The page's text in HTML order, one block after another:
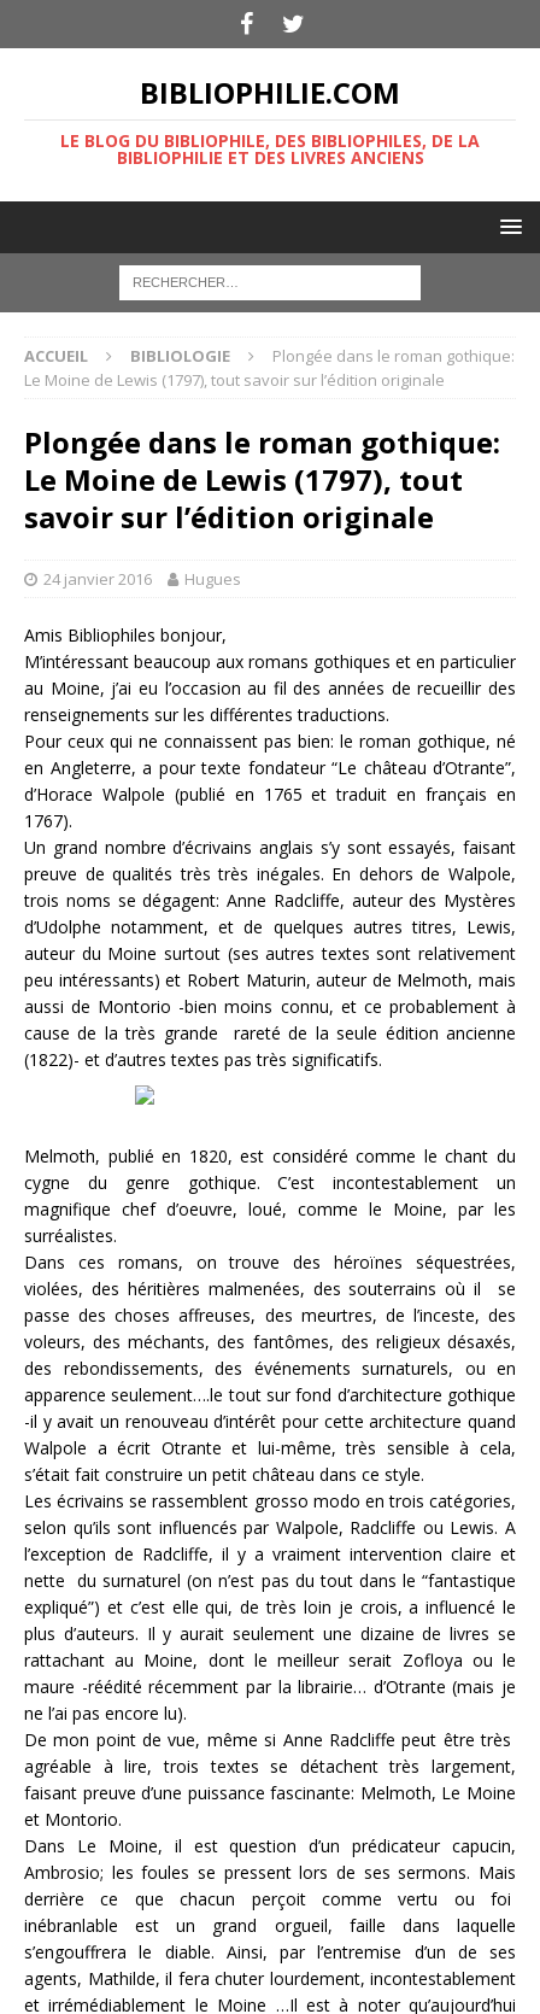
BIBLIOPHILIE.COM
LE BLOG DU BIBLIOPHILE, DES BIBLIOPHILES, DE LA
BIBLIOPHILIE ET DES LIVRES ANCIENS
ACCUEIL BIBLIOLOGIE
Plongée dans le roman gothique:
Le Moine de Lewis (1797), tout savoir sur l’édition originale
Plongée dans le roman gothique:
Le Moine de Lewis (1797), tout
savoir sur l’édition originale
24 janvier 2016 Hugues
Amis Bibliophiles bonjour,
M’intéressant beaucoup aux romans gothiques et en particulier
au Moine, j’ai eu l’occasion au fil des années de recueillir des
renseignements sur les différentes traductions.
Pour ceux qui ne connaissent pas bien: le roman gothique, né
en Angleterre, a pour texte fondateur “Le château d’Otrante”,
d’Horace Walpole (publié en 1765 et traduit en français en
1767).
Un grand nombre d’écrivains anglais s’y sont essayés, faisant
preuve de qualités très très inégales. En dehors de Walpole,
trois noms se dégagent: Anne Radcliffe, auteur des Mystères
d’Udolphe notamment, et de quelques autres titres, Lewis,
auteur du Moine surtout (ses autres textes sont relativement
peu intéressants) et Robert Maturin, auteur de Melmoth, mais
aussi de Montorio -bien moins connu, et ce probablement à
cause de la très grande rareté de la seule édition ancienne
(1822)- et d’autres textes pas très significatifs.
Melmoth, publié en 1820, est considéré comme le chant du
cygne du genre gothique. C’est incontestablement un
magnifique chef d’oeuvre, loué, comme le Moine, par les
surréalistes.
Dans ces romans, on trouve des héroïnes séquestrées,
violées, des héritières malmenées, des souterrains où il se
passe des choses affreuses, des meurtres, de l’inceste, des
voleurs, des méchants, des fantômes, des religieux désaxés,
des rebondissements, des événements surnaturels, ou en
apparence seulement….le tout sur fond d’architecture gothique
-il y avait un renouveau d’intérêt pour cette architecture quand
Walpole a écrit Otrante et lui-même, très sensible à cela,
s’était fait construire un petit château dans ce style.
Les écrivains se rassemblent grosso modo en trois catégories,
selon qu’ils sont influencés par Walpole, Radcliffe ou Lewis. A
l’exception de Radcliffe, il y a vraiment intervention claire et
nette du surnaturel (on n’est pas du tout dans le “fantastique
expliqué”) et c’est elle qui, de très loin je crois, a influencé le
plus d’auteurs. Il y aurait seulement une dizaine de livres se
rattachant au Moine, dont le meilleur serait Zofloya ou le
maure -réédité récemment par la librairie… d’Otrante (mais je
ne l’ai pas encore lu).
De mon point de vue, même si Anne Radcliffe peut être très
agréable à lire, trois textes se détachent très largement,
faisant preuve d’une puissance fascinante: Melmoth, Le Moine
et Montorio.
Dans Le Moine, il est question d’un prédicateur capucin,
Ambrosio; les foules se pressent lors de ses sermons. Mais
derrière ce que chacun perçoit comme vertu ou foi
inébranlable est un grand orgueil, faille dans laquelle
s’engouffrera le diable. Ainsi, par l’entremise d’un de ses
agents, Mathilde, il fera chuter lourdement, incontestablement
et irrémédiablement le Moine …Il est à noter qu’aujourd’hui